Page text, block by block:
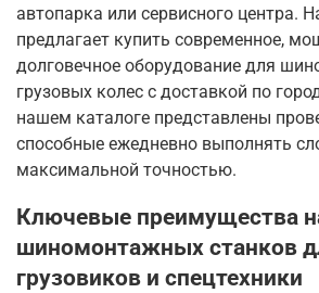
автопарка или сервисного центра.
предлагает купить современное,
долговечное оборудование для
грузовых колес с доставкой по
нашем каталоге представлены
способные ежедневно выполнять
максимальной точностью.
Ключевые преимущества
шиномонтажных станков
грузовиков и спецтехники